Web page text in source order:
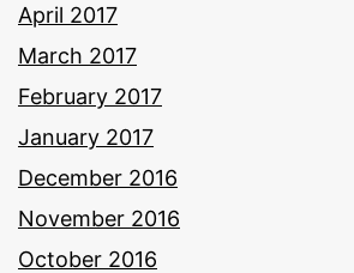
April 2017
March 2017
February 2017
January 2017
December 2016
November 2016
October 2016